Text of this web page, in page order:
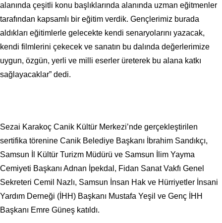
alanında çeşitli konu başlıklarında alanında uzman eğitmenler
tarafından kapsamlı bir eğitim verdik. Gençlerimiz burada
aldıkları eğitimlerle gelecekte kendi senaryolarını yazacak,
kendi filmlerini çekecek ve sanatın bu dalında değerlerimize
uygun, özgün, yerli ve milli eserler üreterek bu alana katkı
sağlayacaklar” dedi.
Sezai Karakoç Canik Kültür Merkezi’nde gerçekleştirilen
sertifika törenine Canik Belediye Başkanı İbrahim Sandıkçı,
Samsun İl Kültür Turizm Müdürü ve Samsun İlim Yayma
Cemiyeti Başkanı Adnan İpekdal, Fidan Sanat Vakfı Genel
Sekreteri Cemil Nazlı, Samsun İnsan Hak ve Hürriyetler İnsani
Yardım Derneği (İHH) Başkanı Mustafa Yeşil ve Genç İHH
Başkanı Emre Güneş katıldı.